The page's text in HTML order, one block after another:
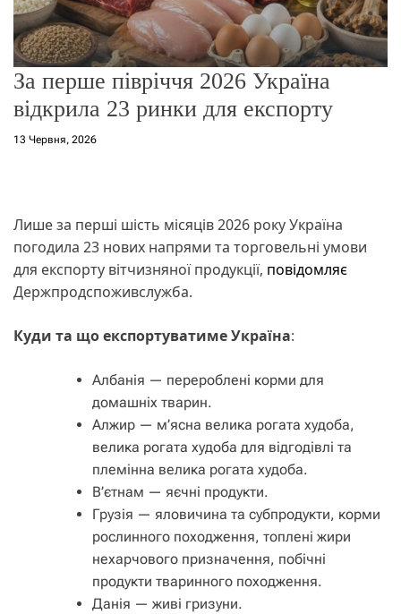
За перше півріччя 2026 Україна
відкрила 23 ринки для експорту
13 Червня, 2026
Лише за перші шість місяців 2026 року Україна
погодила 23 нових напрями та торговельні умови
для експорту вітчизняної продукції, повідомляє
Держпродспоживслужба.
Куди та що експортуватиме Україна:
Албанія — перероблені корми для
домашніх тварин.
Алжир — м’ясна велика рогата худоба,
велика рогата худоба для відгодівлі та
племінна велика рогата худоба.
В’єтнам — яєчні продукти.
Грузія — яловичина та субпродукти, корми
рослинного походження, топлені жири
нехарчового призначення, побічні
продукти тваринного походження.
Данія — живі гризуни.